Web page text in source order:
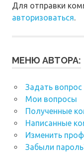
Для отправки
авторизоваться.
МЕНЮ АВТОРА:
Задать вопрос
Мои вопросы
Полученные
Написанные
Изменить
Забыли